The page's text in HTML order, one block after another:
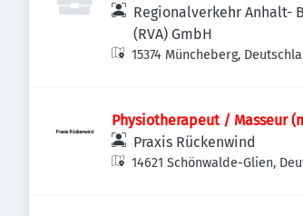
Regionalverkehr Anhalt-
(RVA) GmbH
15374 Müncheberg,
Physiotherapeut / Masseur
Praxis Rückenwind
14621 Schönwalde-Glien,